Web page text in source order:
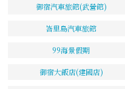
御宿汽車旅館(武營館)
峇里島汽車旅館
99海景假期
御宿大飯店(建國店)